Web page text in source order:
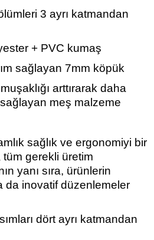
3 ayrı katmandan
+ PVC kumaş
sağlayan 7mm köpük
arttırarak daha
meş malzeme
sağlık ve ergonomiyi bir
gerekli üretim
yanı sıra, ürünlerin
da inovatif düzenlemeler
dört ayrı katmandan